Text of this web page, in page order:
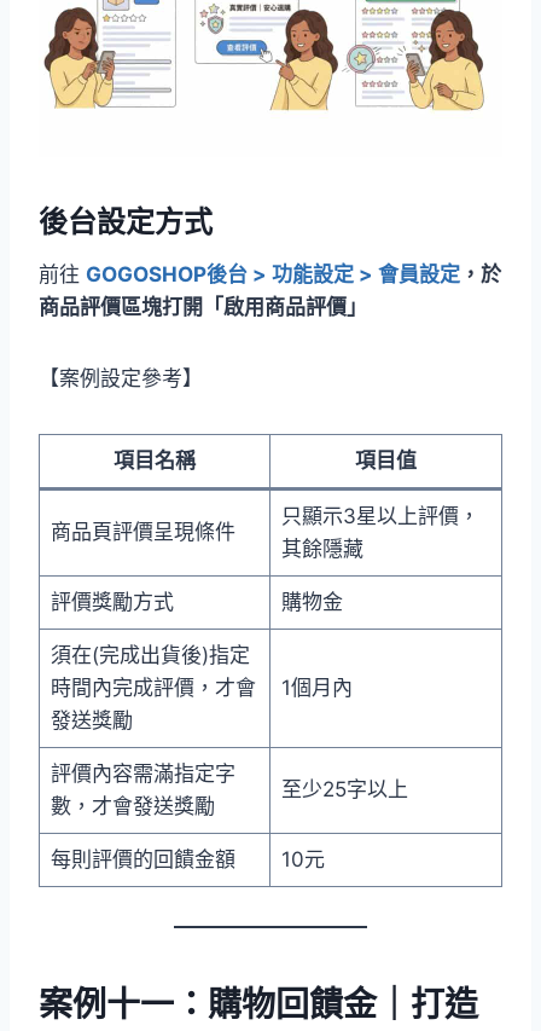
後台設定方式
前往 GOGOSHOP後台 > 功能設定 > 會員設定 ，於
商品評價區塊打開「啟用商品評價」
【案例設定參考】
項目名稱 項目值
商品頁評價呈現條件
只顯示3星以上評價，
其餘隱藏
評價獎勵方式 購物金
須在(完成出貨後)指定
時間內完成評價，才會
發送獎勵
1個月內
評價內容需滿指定字
數，才會發送獎勵
至少25字以上
每則評價的回饋金額 10元
案例十一：購物回饋金｜打造